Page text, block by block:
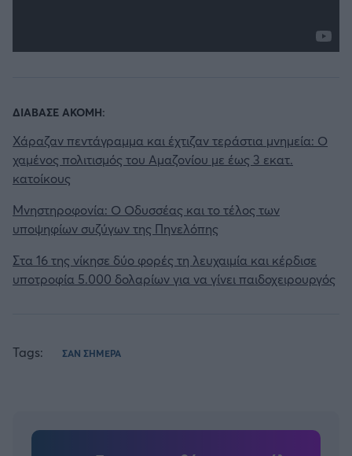
ΔΙΑΒΑΣΕ ΑΚΟΜΗ:
Χάραζαν πεντάγραμμα και έχτιζαν τεράστια μνημεία: Ο
χαμένος πολιτισμός του Αμαζονίου με έως 3 εκατ.
κατοίκους
Μνηστηροφονία: Ο Οδυσσέας και το τέλος των
υποψηφίων συζύγων της Πηνελόπης
Στα 16 της νίκησε δύο φορές τη λευχαιμία και κέρδισε
υποτροφία 5.000 δολαρίων για να γίνει παιδοχειρουργός
Tags: ΣΑΝ ΣΗΜΕΡΑ